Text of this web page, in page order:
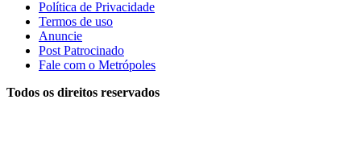
Política de Privacidade
Termos de uso
Anuncie
Post Patrocinado
Fale com o Metrópoles
Todos os direitos reservados